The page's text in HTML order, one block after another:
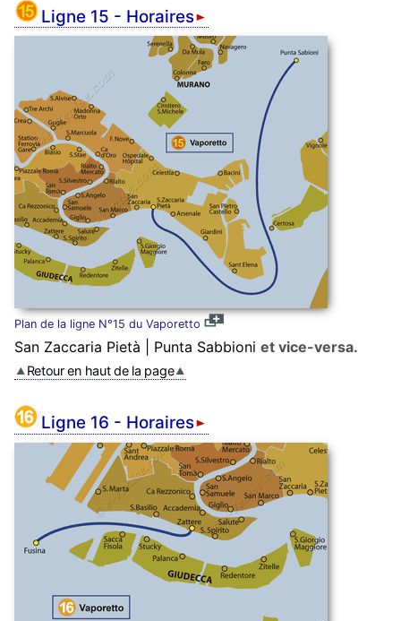
Ligne 15 - Horaires
Plan de la ligne N°15 du Vaporetto
San Zaccaria Pietà | Punta Sabbioni et vice-versa.
Retour en haut de la page
Ligne 16 - Horaires